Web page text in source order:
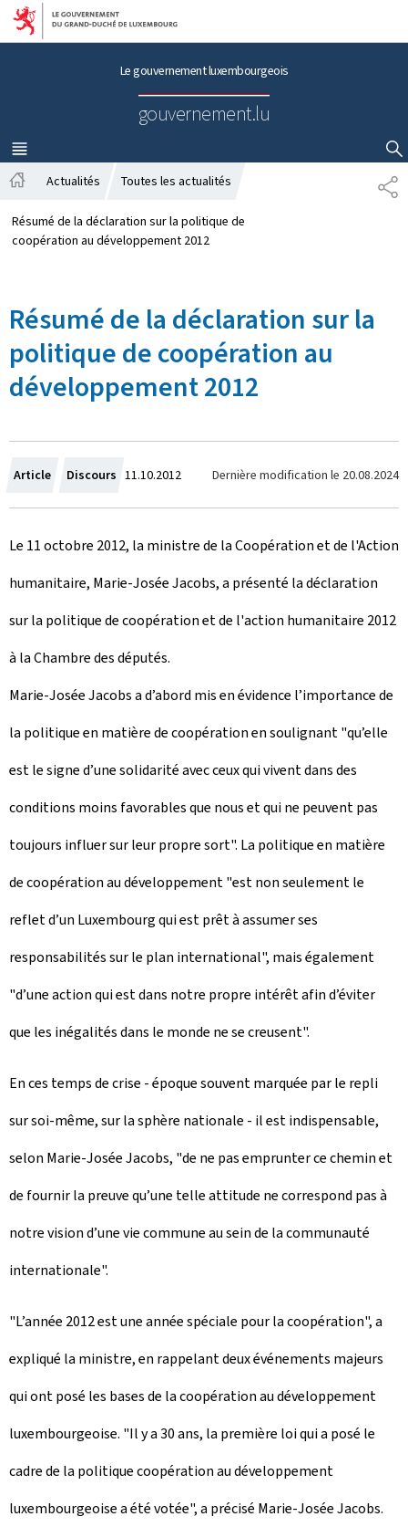
Aller au menu principal
Aller au contenu
Le gouvernement luxembourgeois
gouvernement.lu
MENU
PRINCIPAL
AFFICHER / MASQUER LA RECHERCHE
P
A
c
c
l
Actualités Toutes les actualités
Résumé de la déclaration sur la politique de
coopération au développement 2012
Résumé de la déclaration sur la
politique de coopération au
développement 2012
Article Discours C
r
é
e
l
e
11.10.2012 Dernière modification le 20.08.2024
Le 11 octobre 2012, la ministre de la Coopération et de l'Action
humanitaire, Marie-Josée Jacobs, a présenté la déclaration
sur la politique de coopération et de l'action humanitaire 2012
à la Chambre des députés.
Marie-Josée Jacobs a d’abord mis en évidence l’importance de
la politique en matière de coopération en soulignant "qu’elle
est le signe d’une solidarité avec ceux qui vivent dans des
conditions moins favorables que nous et qui ne peuvent pas
toujours influer sur leur propre sort". La politique en matière
de coopération au développement "est non seulement le
reflet d’un Luxembourg qui est prêt à assumer ses
responsabilités sur le plan international", mais également
"d’une action qui est dans notre propre intérêt afin d’éviter
que les inégalités dans le monde ne se creusent".
En ces temps de crise - époque souvent marquée par le repli
sur soi-même, sur la sphère nationale - il est indispensable,
selon Marie-Josée Jacobs, "de ne pas emprunter ce chemin et
de fournir la preuve qu’une telle attitude ne correspond pas à
notre vision d’une vie commune au sein de la communauté
internationale".
"L’année 2012 est une année spéciale pour la coopération", a
expliqué la ministre, en rappelant deux événements majeurs
qui ont posé les bases de la coopération au développement
luxembourgeoise. "Il y a 30 ans, la première loi qui a posé le
cadre de la politique coopération au développement
luxembourgeoise a été votée", a précisé Marie-Josée Jacobs.